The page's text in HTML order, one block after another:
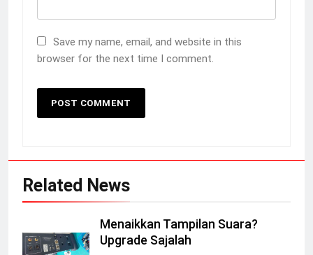
Save my name, email, and website in this
browser for the next time I comment.
Related News
Menaikkan Tampilan Suara?
Upgrade Sajalah